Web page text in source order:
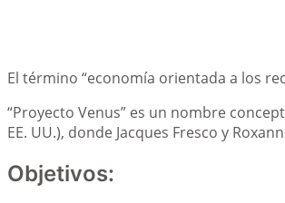
El término “economía orientada a los
“Proyecto Venus” es un nombre
EE. UU.), donde Jacques Fresco y
Objetivos: